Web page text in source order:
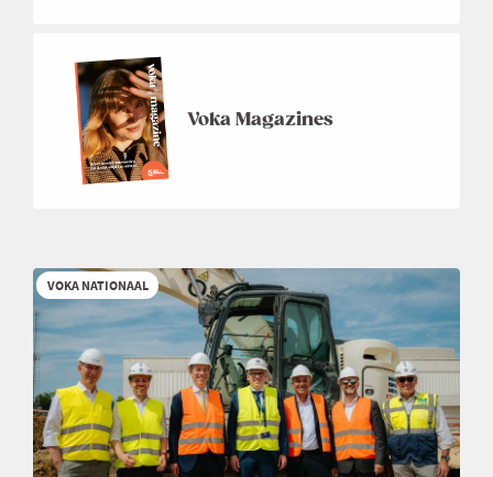
Voka Magazines
VOKA NATIONAAL